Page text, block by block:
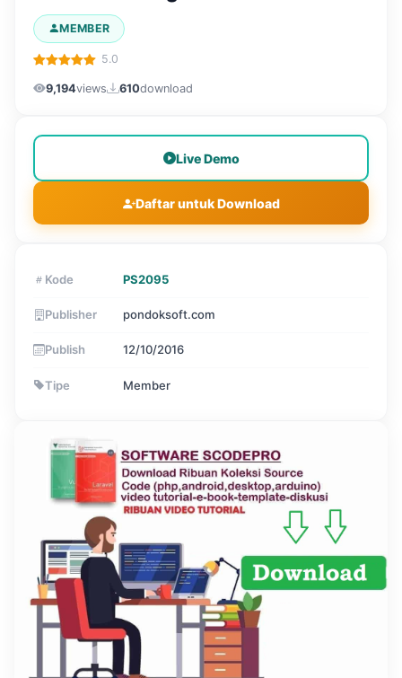
MEMBER
5.0
9,194views 610download
Live Demo
Daftar untuk Download
Kode PS2095
Publisher pondoksoft.com
Publish 12/10/2016
Tipe Member